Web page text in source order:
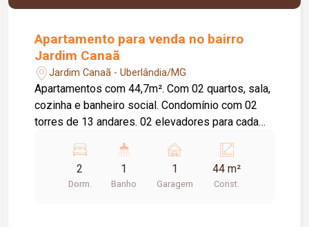
Apartamento para venda no bairro
Jardim Canaã
Jardim Canaã - Uberlândia/MG
Apartamentos com 44,7m². Com 02 quartos, sala,
cozinha e banheiro social. Condomínio com 02
torres de 13 andares. 02 elevadores para cada
700,0m² tudo isso em sintonia com a natureza;
Piscina; Salão de Festas; Espaço Gourmet;
Playground; Espaço Fitness
2
Dorm.
1
Banho
1
Garagem
44 m²
Const.